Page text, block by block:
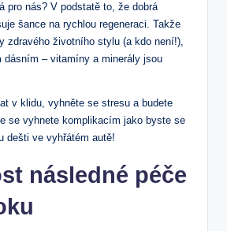
pro nás? V podstatě to, že dobrá
šance na rychlou regeneraci. Takže
zdravého životního stylu (a kdo není!),
dásním – vitamíny a minerály jsou
v klidu, vyhněte se stresu a budete
se vyhnete komplikacím jako byste se
dešti ve vyhřátém autě!
následné péče